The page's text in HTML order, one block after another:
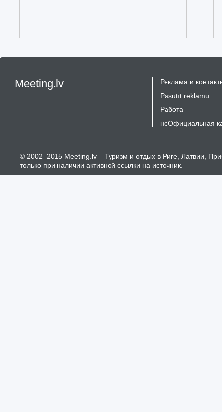
Meeting.lv
Реклама и
Pasūtīt reklāmu
Работа
неОфициальная
© 2002–2015 Meeting.lv – Туризм и отдых в Риге, Латвии,
только при наличии активной ссылки на источник.